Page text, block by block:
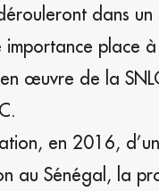
dans
place
œuvre de la
en 2016,
au Sénégal, la